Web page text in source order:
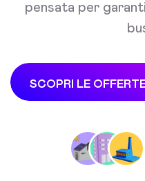
pensata per
SCOPRI LE